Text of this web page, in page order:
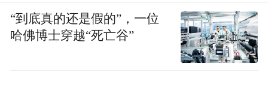
“到底真的还是假的”，一位
哈佛博士穿越“死亡谷”